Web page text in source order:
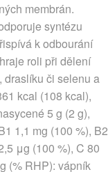
membrán.
syntézu
k odbourání
roli při dělení
draslíku či selenu a
kcal (108 kcal),
5 g (2 g),
1,1 mg (100 %), B2
μg (100 %), C 80
(% RHP): vápník